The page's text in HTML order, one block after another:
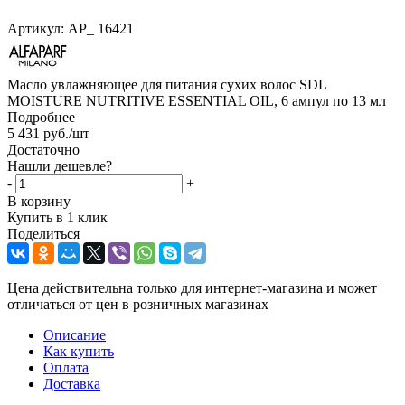
Артикул: AP_ 16421
Масло увлажняющее для питания сухих волос SDL
MOISTURE NUTRITIVE ESSENTIAL OIL, 6 ампул по 13 мл
Подробнее
5 431 руб./шт
Достаточно
Нашли дешевле?
-
+
В корзину
Купить в 1 клик
Поделиться
Цена действительна только для интернет-магазина и может
отличаться от цен в розничных магазинах
Описание
Как купить
Оплата
Доставка